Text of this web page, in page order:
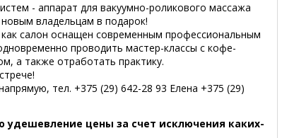
- аппарат для вакуумно-роликового массажа
новым владельцам в подарок!
салон оснащен современным профессиональным
проводить мастер-классы с кофе-
а также отработать практику.
тел. +375 (29) 642-28 93 Елена +375 (29)
удешевление цены за счет исключения каких-